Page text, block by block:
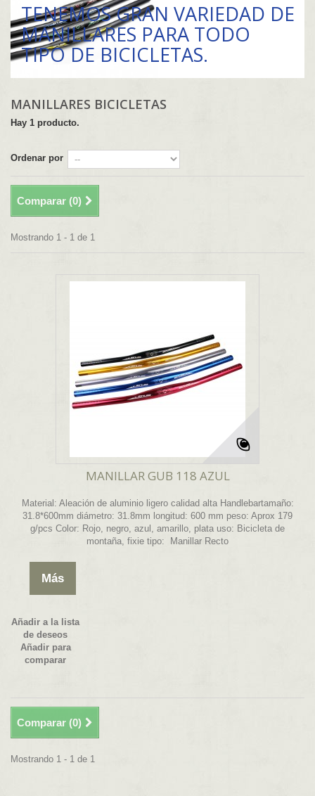
TENEMOS GRAN VARIEDAD DE
MANILLARES PARA TODO
TIPO DE BICICLETAS.
MANILLARES BICICLETAS
Hay 1 producto.
Ordenar por
Comparar (0)
Mostrando 1 - 1 de 1
MANILLAR GUB 118 AZUL
Material: Aleación de aluminio ligero calidad alta Handlebartamaño:
31.8*600mm diámetro: 31.8mm longitud: 600 mm peso: Aprox 179
g/pcs Color: Rojo, negro, azul, amarillo, plata uso: Bicicleta de
montaña, fixie tipo: Manillar Recto
Más
Añadir a la lista
de deseos
Añadir para
comparar
Comparar (0)
Mostrando 1 - 1 de 1